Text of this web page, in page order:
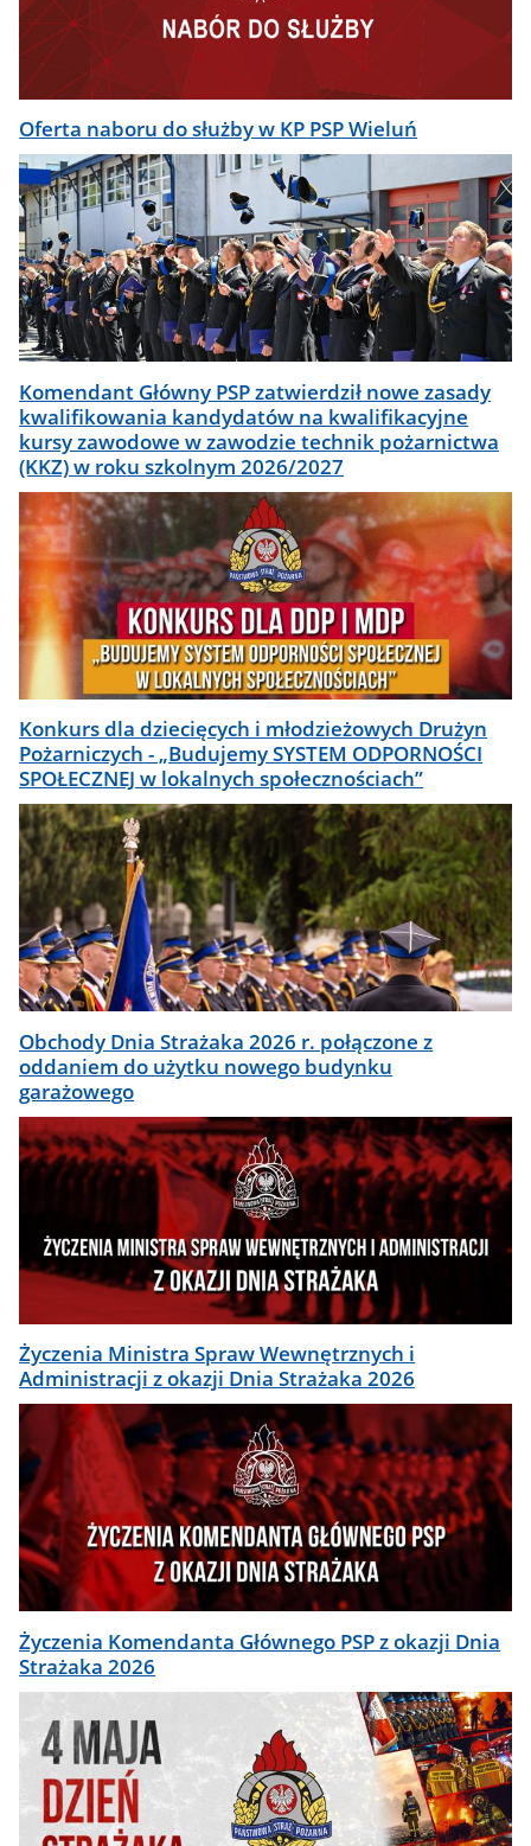
Oferta naboru do służby w KP PSP Wieluń
Komendant Główny PSP zatwierdził nowe zasady
kwalifikowania kandydatów na kwalifikacyjne
kursy zawodowe w zawodzie technik pożarnictwa
(KKZ) w roku szkolnym 2026/2027
Konkurs dla dziecięcych i młodzieżowych Drużyn
Pożarniczych - „Budujemy SYSTEM ODPORNOŚCI
SPOŁECZNEJ w lokalnych społecznościach”
Obchody Dnia Strażaka 2026 r. połączone z
oddaniem do użytku nowego budynku
garażowego
Życzenia Ministra Spraw Wewnętrznych i
Administracji z okazji Dnia Strażaka 2026
Życzenia Komendanta Głównego PSP z okazji Dnia
Strażaka 2026